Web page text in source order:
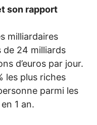
son rapport
milliardaires
de 24 milliards
d’euros par jour.
les plus riches
parmi les
1 an.